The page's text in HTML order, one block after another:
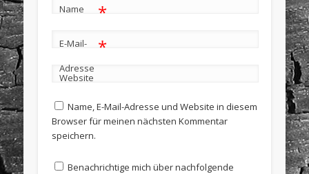
Name *
E-Mail-
Adresse
*
Website
Name, E-Mail-Adresse und Website in diesem
Browser für meinen nächsten Kommentar
speichern.
Benachrichtige mich über nachfolgende